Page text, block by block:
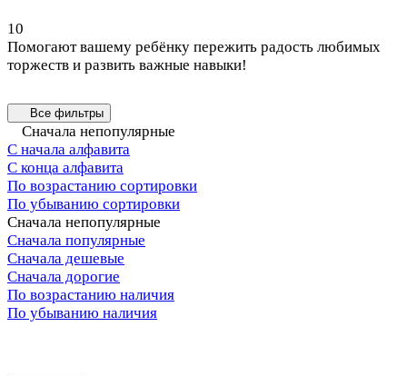
10
Помогают вашему ребёнку пережить радость любимых
торжеств и развить важные навыки!
Все фильтры
Сначала непопулярные
С начала алфавита
С конца алфавита
По возрастанию сортировки
По убыванию сортировки
Сначала непопулярные
Сначала популярные
Сначала дешевые
Сначала дорогие
По возрастанию наличия
По убыванию наличия